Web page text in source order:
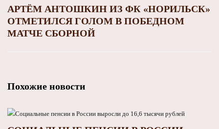
АРТЁМ АНТОШКИН ИЗ ФК «НОРИЛЬСК»
ОТМЕТИЛСЯ ГОЛОМ В ПОБЕДНОМ
МАТЧЕ СБОРНОЙ
Похожие новости